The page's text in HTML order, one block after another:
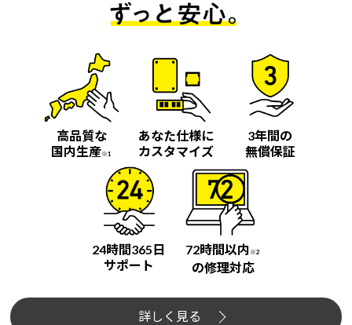
高品質な
国内生産※1
あなた仕様に
カスタマイズ
3年間の
無償保証
24時間365日
サポート
72時間以内 ※2
の修理対応
詳しく見る